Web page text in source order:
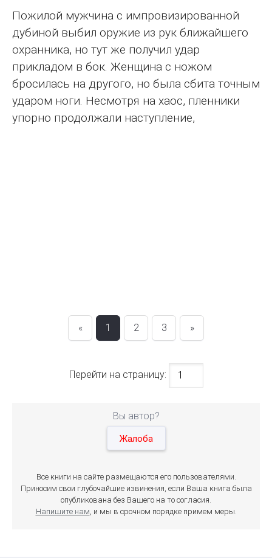
Пожилой мужчина с импровизированной
дубиной выбил оружие из рук ближайшего
охранника, но тут же получил удар
прикладом в бок. Женщина с ножом
бросилась на другого, но была сбита точным
ударом ноги. Несмотря на хаос, пленники
упорно продолжали наступление,
« 1 2 3 »
Перейти на страницу:
Вы автор?
Жалоба
Все книги на сайте размещаются его пользователями.
Приносим свои глубочайшие извинения, если Ваша книга была
опубликована без Вашего на то согласия.
Напишите нам , и мы в срочном порядке примем меры.